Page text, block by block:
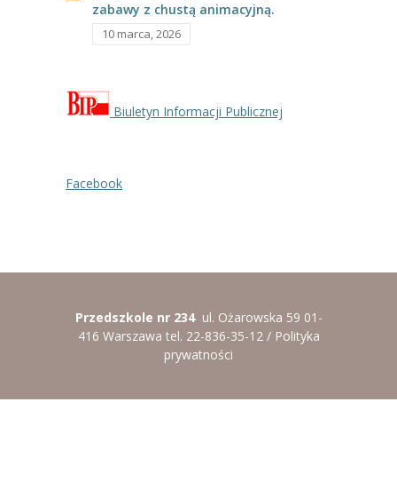
zabawy z chustą animacyjną.
10 marca, 2026
Biuletyn Informacji Publicznej
Facebook
Przedszkole nr 234 ul. Ożarowska 59 01-
416 Warszawa tel. 22-836-35-12 / Polityka
prywatności